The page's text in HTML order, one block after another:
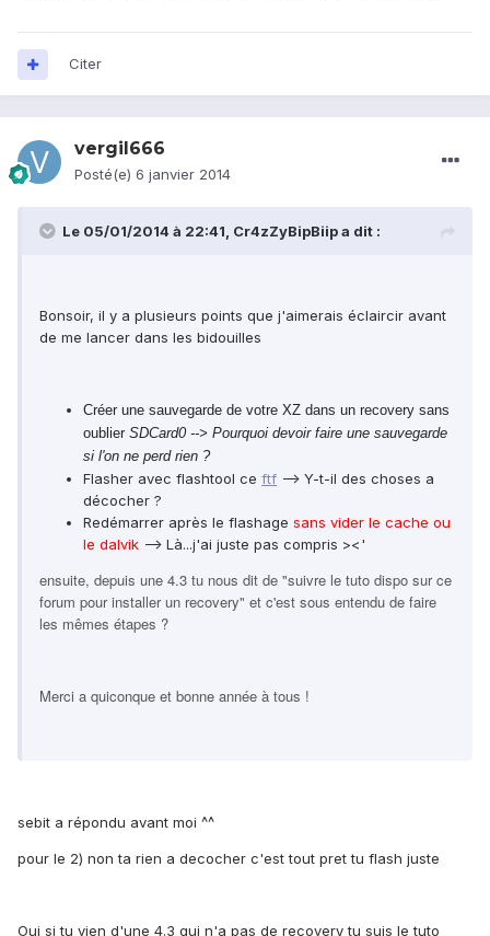
Citer
vergil666
Posté(e) 6 janvier 2014
Le 05/01/2014 à 22:41, Cr4zZyBipBiip a dit :
Bonsoir, il y a plusieurs points que j'aimerais éclaircir avant
de me lancer dans les bidouilles
Créer une sauvegarde de votre XZ dans un recovery sans
oublier SDCard0 --> Pourquoi devoir faire une sauvegarde
si l'on ne perd rien ?
Flasher avec flashtool ce ftf --> Y-t-il des choses a
décocher ?
Redémarrer après le flashage sans vider le cache ou
le dalvik --> Là...j'ai juste pas compris ><'
ensuite, depuis une 4.3 tu nous dit de "suivre le tuto dispo sur ce
forum pour installer un recovery" et c'est sous entendu de faire
les mêmes étapes ?
Merci a quiconque et bonne année à tous !
sebit a répondu avant moi ^^
pour le 2) non ta rien a decocher c'est tout pret tu flash juste
Oui si tu vien d'une 4.3 qui n'a pas de recovery tu suis le tuto